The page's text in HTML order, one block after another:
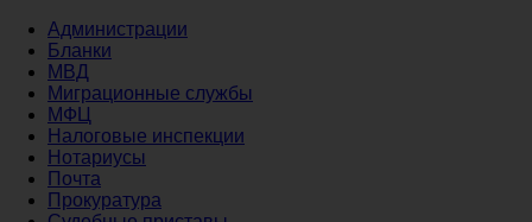
Администрации
Бланки
МВД
Миграционные службы
МФЦ
Налоговые инспекции
Нотариусы
Почта
Прокуратура